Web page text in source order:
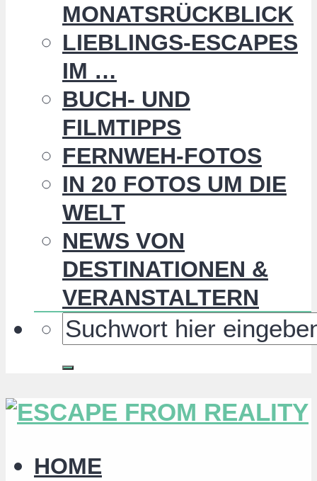
MONATSRÜCKBLICK
LIEBLINGS-ESCAPES
IM …
BUCH- UND
FILMTIPPS
FERNWEH-FOTOS
IN 20 FOTOS UM DIE
WELT
NEWS VON
DESTINATIONEN &
VERANSTALTERN
HOME